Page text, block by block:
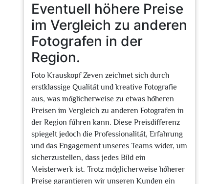
Eventuell höhere Preise
im Vergleich zu anderen
Fotografen in der
Region.
Foto Krauskopf Zeven zeichnet sich durch
erstklassige Qualität und kreative Fotografie
aus, was möglicherweise zu etwas höheren
Preisen im Vergleich zu anderen Fotografen in
der Region führen kann. Diese Preisdifferenz
spiegelt jedoch die Professionalität, Erfahrung
und das Engagement unseres Teams wider, um
sicherzustellen, dass jedes Bild ein
Meisterwerk ist. Trotz möglicherweise höherer
Preise garantieren wir unseren Kunden ein